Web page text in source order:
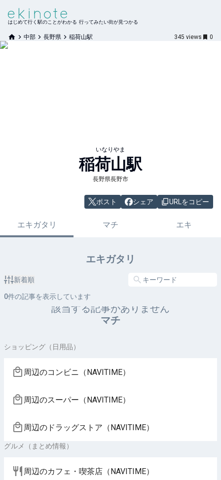
はじめて行く駅のことがわかる 行ってみたい街が見つかる
中部 長野県 稲荷山駅 345 views 0
いなりやま
稲荷山駅
長野県長野市
ポスト シェア URLをコピー
エキガタリ マチ エキ
エキガタリ
新着順
0件の記事を表示しています
該当する記事がありません
マチ
ショッピング（日用品）
周辺のコンビニ（NAVITIME）
周辺のスーパー（NAVITIME）
周辺のドラッグストア（NAVITIME）
グルメ（まとめ情報）
周辺のカフェ・喫茶店（NAVITIME）